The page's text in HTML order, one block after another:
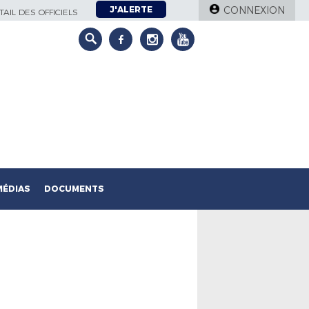
DES OFFICIELS J'ALERTE CONNEXION
DOCUMENTS